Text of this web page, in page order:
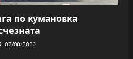
пo кумановка
07/08/2026